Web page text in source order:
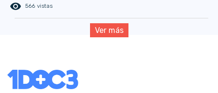
remove_red_eye 566 vistas
Ver más